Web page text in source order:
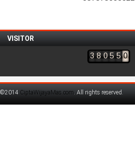
VISITOR
3 8 0 5 5 0
©2014 CiptaWijayaMas.com . All rights reserved.